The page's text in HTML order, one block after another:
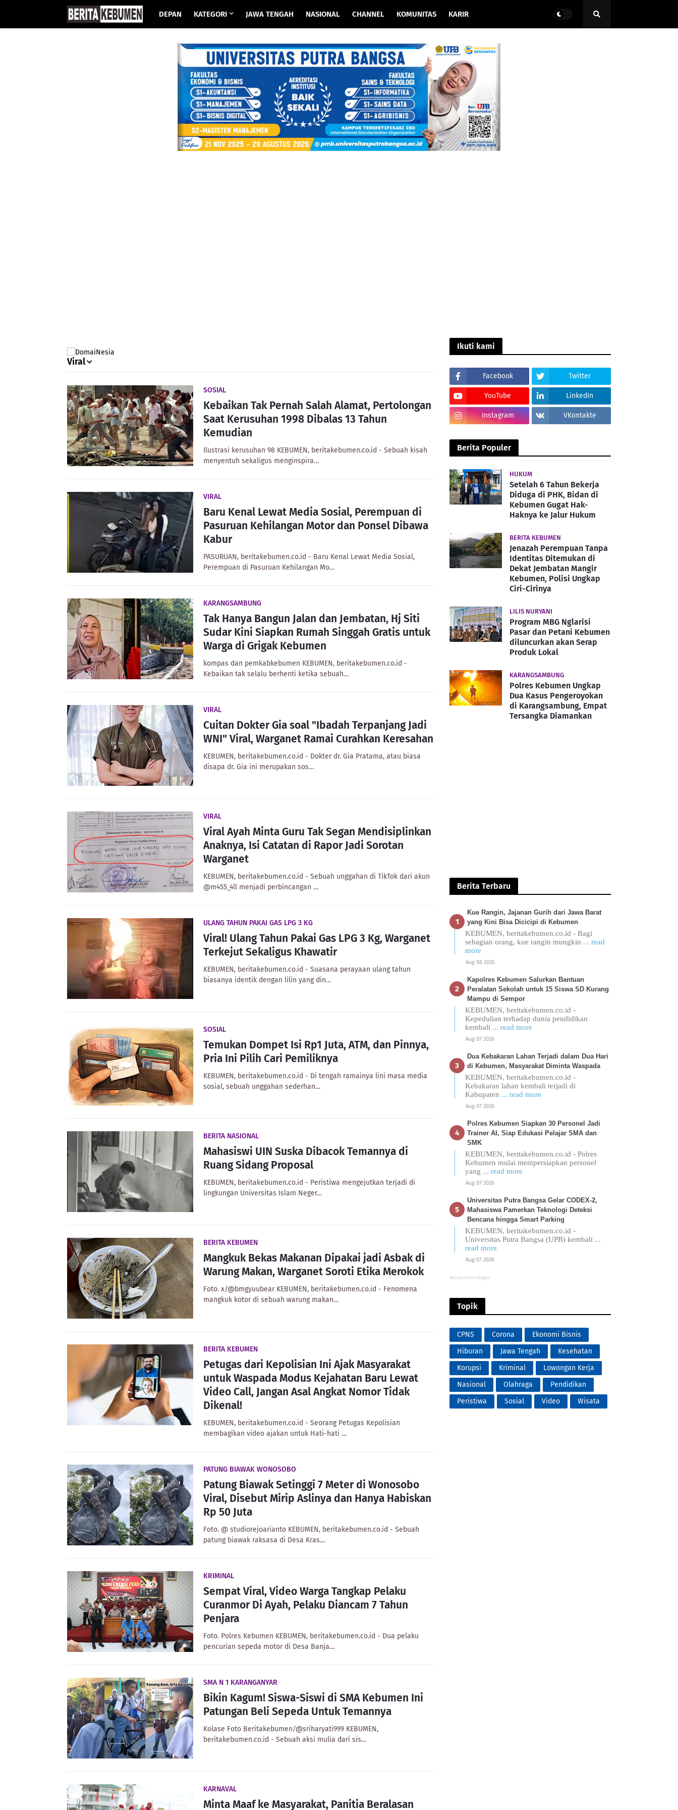
DEPAN KATEGORI JAWA TENGAH NASIONAL CHANNEL KOMUNITAS KARIR
Viral
SOSIAL
Kebaikan Tak Pernah Salah Alamat, Pertolongan
Saat Kerusuhan 1998 Dibalas 13 Tahun
Kemudian
Ilustrasi kerusuhan 98 KEBUMEN, beritakebumen.co.id - Sebuah kisah
menyentuh sekaligus menginspira…
VIRAL
Baru Kenal Lewat Media Sosial, Perempuan di
Pasuruan Kehilangan Motor dan Ponsel Dibawa
Kabur
PASURUAN, beritakebumen.co.id - Baru Kenal Lewat Media Sosial,
Perempuan di Pasuruan Kehilangan Mo…
KARANGSAMBUNG
Tak Hanya Bangun Jalan dan Jembatan, Hj Siti
Sudar Kini Siapkan Rumah Singgah Gratis untuk
Warga di Grigak Kebumen
kompas dan pemkabkebumen KEBUMEN, beritakebumen.co.id -
Kebaikan tak selalu berhenti ketika sebuah…
VIRAL
Cuitan Dokter Gia soal "Ibadah Terpanjang Jadi
WNI" Viral, Warganet Ramai Curahkan Keresahan
KEBUMEN, beritakebumen.co.id - Dokter dr. Gia Pratama, atau biasa
disapa dr. Gia ini merupakan sos…
VIRAL
Viral Ayah Minta Guru Tak Segan Mendisiplinkan
Anaknya, Isi Catatan di Rapor Jadi Sorotan
Warganet
KEBUMEN, beritakebumen.co.id - Sebuah unggahan di TikTok dari akun
@m455_4ll menjadi perbincangan …
ULANG TAHUN PAKAI GAS LPG 3 KG
Viral! Ulang Tahun Pakai Gas LPG 3 Kg, Warganet
Terkejut Sekaligus Khawatir
KEBUMEN, beritakebumen.co.id - Suasana perayaan ulang tahun
biasanya identik dengan lilin yang din…
SOSIAL
Temukan Dompet Isi Rp1 Juta, ATM, dan Pinnya,
Pria Ini Pilih Cari Pemiliknya
KEBUMEN, beritakebumen.co.id - Di tengah ramainya lini masa media
sosial, sebuah unggahan sederhan…
BERITA NASIONAL
Mahasiswi UIN Suska Dibacok Temannya di
Ruang Sidang Proposal
KEBUMEN, beritakebumen.co.id - Peristiwa mengejutkan terjadi di
lingkungan Universitas Islam Neger…
BERITA KEBUMEN
Mangkuk Bekas Makanan Dipakai jadi Asbak di
Warung Makan, Warganet Soroti Etika Merokok
Foto. x/@bmgyuubear KEBUMEN, beritakebumen.co.id - Fenomena
mangkuk kotor di sebuah warung makan…
BERITA KEBUMEN
Petugas dari Kepolisian Ini Ajak Masyarakat
untuk Waspada Modus Kejahatan Baru Lewat
Video Call, Jangan Asal Angkat Nomor Tidak
Dikenal!
KEBUMEN, beritakebumen.co.id - Seorang Petugas Kepolisian
membagikan video ajakan untuk Hati-hati …
PATUNG BIAWAK WONOSOBO
Patung Biawak Setinggi 7 Meter di Wonosobo
Viral, Disebut Mirip Aslinya dan Hanya Habiskan
Rp 50 Juta
Foto. @ studiorejoarianto KEBUMEN, beritakebumen.co.id - Sebuah
patung biawak raksasa di Desa Kras…
KRIMINAL
Sempat Viral, Video Warga Tangkap Pelaku
Curanmor Di Ayah, Pelaku Diancam 7 Tahun
Penjara
Foto. Polres Kebumen KEBUMEN, beritakebumen.co.id - Dua pelaku
pencurian sepeda motor di Desa Banja…
SMA N 1 KARANGANYAR
Bikin Kagum! Siswa-Siswi di SMA Kebumen Ini
Patungan Beli Sepeda Untuk Temannya
Kolase Foto Beritakebumen/@sriharyati999 KEBUMEN,
beritakebumen.co.id - Sebuah aksi mulia dari sis…
KARNAVAL
Minta Maaf ke Masyarakat, Panitia Beralasan
Ikuti kami
Facebook Twitter
YouTube LinkedIn
Instagram VKontakte
Berita Populer
HUKUM
Setelah 6 Tahun Bekerja
Diduga di PHK, Bidan di
Kebumen Gugat Hak-
Haknya ke Jalur Hukum
BERITA KEBUMEN
Jenazah Perempuan Tanpa
Identitas Ditemukan di
Dekat Jembatan Mangir
Kebumen, Polisi Ungkap
Ciri-Cirinya
LILIS NURYANI
Program MBG Nglarisi
Pasar dan Petani Kebumen
diluncurkan akan Serap
Produk Lokal
KARANGSAMBUNG
Polres Kebumen Ungkap
Dua Kasus Pengeroyokan
di Karangsambung, Empat
Tersangka Diamankan
Berita Terbaru
Kue Rangin, Jajanan Gurih dari Jawa Barat
yang Kini Bisa Dicicipi di Kebumen
KEBUMEN, beritakebumen.co.id - Bagi
sebagian orang, kue rangin mungkin ... read
more
Aug 08 2026
Kapolres Kebumen Salurkan Bantuan
Peralatan Sekolah untuk 15 Siswa SD Kurang
Mampu di Sempor
KEBUMEN, beritakebumen.co.id -
Kepedulian terhadap dunia pendidikan
kembali ... read more
Aug 07 2026
Dua Kebakaran Lahan Terjadi dalam Dua Hari
di Kebumen, Masyarakat Diminta Waspada
KEBUMEN, beritakebumen.co.id -
Kebakaran lahan kembali terjadi di
Kabupaten ... read more
Aug 07 2026
Polres Kebumen Siapkan 30 Personel Jadi
Trainer AI, Siap Edukasi Pelajar SMA dan
SMK
KEBUMEN, beritakebumen.co.id - Polres
Kebumen mulai mempersiapkan personel
yang ... read more
Aug 07 2026
Universitas Putra Bangsa Gelar CODEX-2,
Mahasiswa Pamerkan Teknologi Deteksi
Bencana hingga Smart Parking
KEBUMEN, beritakebumen.co.id -
Universitas Putra Bangsa (UPB) kembali ...
read more
Aug 07 2026
Recent Posts Widget
Topik
CPNS Corona
Ekonomi Bisnis
Hiburan
Jawa Tengah
Kesehatan
Korupsi
Kriminal
Lowongan Kerja
Nasional
Olahraga
Pendidikan
Peristiwa
Sosial Video Wisata